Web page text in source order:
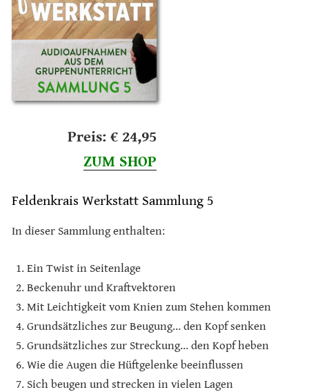
Preis: € 24,95
ZUM SHOP
Feldenkrais Werkstatt Sammlung 5
In dieser Sammlung enthalten:
Ein Twist in Seitenlage
Beckenuhr und Kraftvektoren
Mit Leichtigkeit vom Knien zum Stehen kommen
Grundsätzliches zur Beugung… den Kopf senken
Grundsätzliches zur Streckung… den Kopf heben
Wie die Augen die Hüftgelenke beeinflussen
Sich beugen und strecken in vielen Lagen